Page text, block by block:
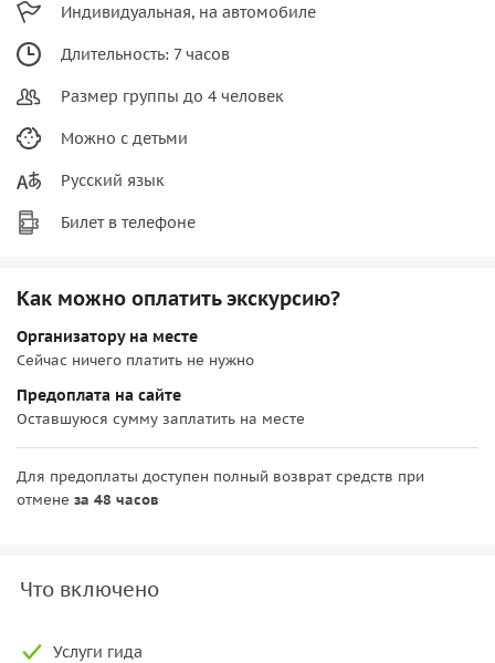
Индивидуальная, на автомобиле
Длительность: 7 часов
Размер группы до 4 человек
Можно с детьми
Русский язык
Билет в телефоне
Как можно оплатить экскурсию?
Организатору на месте
Сейчас ничего платить не нужно
Предоплата на сайте
Оставшуюся сумму заплатить на месте
Для предоплаты доступен полный возврат средств при
отмене за 48 часов
Что включено
Услуги гида